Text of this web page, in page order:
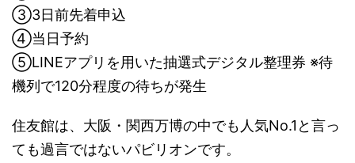
③3日前先着申込
④当日予約
⑤LINEアプリを用いた抽選式デジタル整理券 ※待
機列で120分程度の待ちが発生
住友館は、大阪・関西万博の中でも人気No.1と言っ
ても過言ではないパビリオンです。